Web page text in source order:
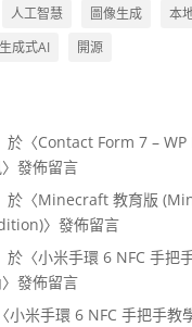
人工智慧 圖像生成
本
生成式AI 開源
於〈Contact Form 7 – WP
〉發佈留言
於〈Minecraft 教育版
〉發佈留言
於〈小米手環 6 NFC 手把
〉發佈留言
小米手環 6 NFC 手把手教